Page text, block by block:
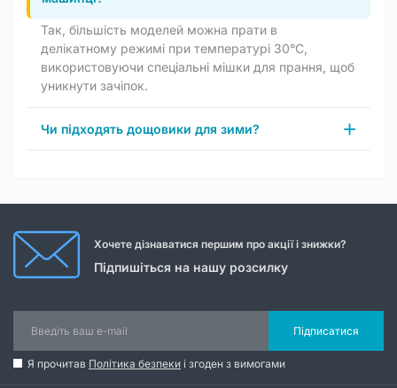
Так, більшість моделей можна прати в
делікатному режимі при температурі 30°C,
використовуючи спеціальні мішки для прання, щоб
уникнути зачіпок.
Чи підходять дощовики для зими?
Хочете дізнаватися першим про акції і знижки?
Підпишіться на нашу розсилку
Підписатися
Я прочитав Політика безпеки і згоден з вимогами